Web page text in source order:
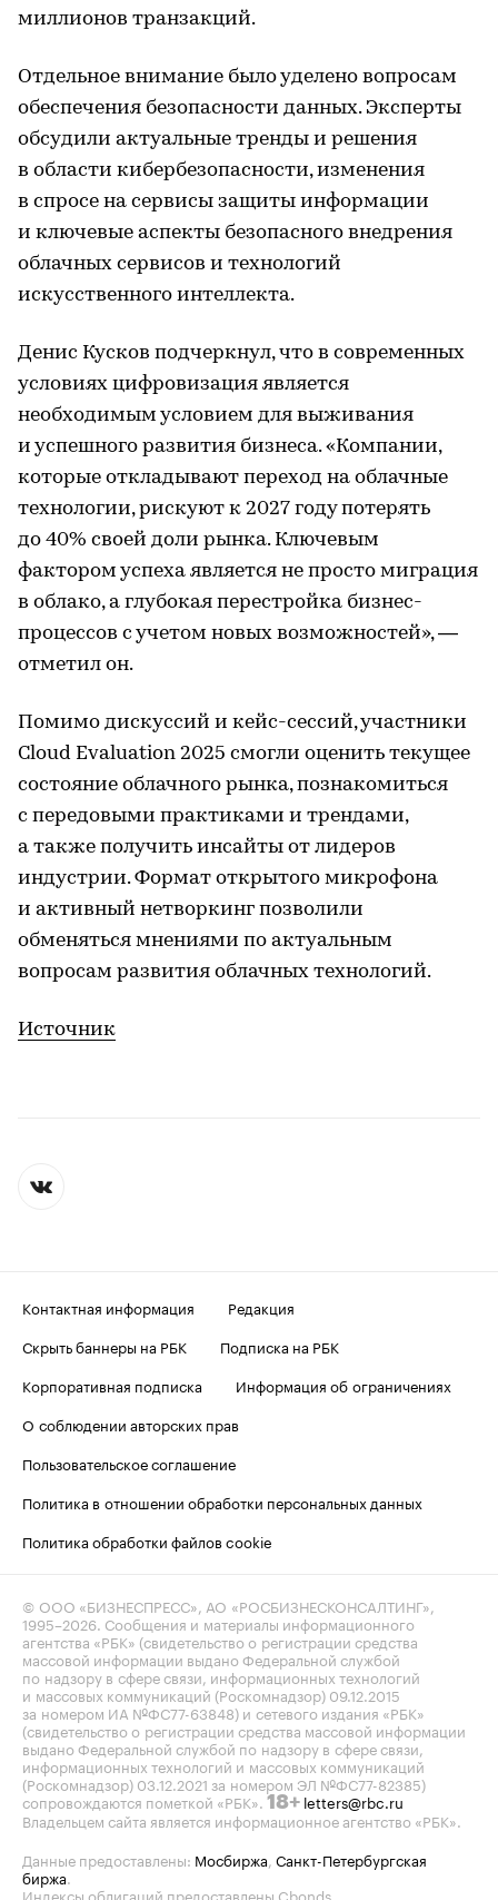
миллионов транзакций.
Отдельное внимание было уделено вопросам
обеспечения безопасности данных. Эксперты
обсудили актуальные тренды и решения
в области кибербезопасности, изменения
в спросе на сервисы защиты информации
и ключевые аспекты безопасного внедрения
облачных сервисов и технологий
искусственного интеллекта.
Денис Кусков подчеркнул, что в современных
условиях цифровизация является
необходимым условием для выживания
и успешного развития бизнеса. «Компании,
которые откладывают переход на облачные
технологии, рискуют к 2027 году потерять
до 40% своей доли рынка. Ключевым
фактором успеха является не просто миграция
в облако, а глубокая перестройка бизнес-
процессов с учетом новых возможностей», —
отметил он.
Помимо дискуссий и кейс-сессий, участники
Cloud Evaluation 2025 смогли оценить текущее
состояние облачного рынка, познакомиться
с передовыми практиками и трендами,
а также получить инсайты от лидеров
индустрии. Формат открытого микрофона
и активный нетворкинг позволили
обменяться мнениями по актуальным
вопросам развития облачных технологий.
Источник
Контактная информация
Редакция
Скрыть баннеры на РБК
Подписка на РБК
Корпоративная подписка
Информация об ограничениях
О соблюдении авторских прав
Пользовательское соглашение
Политика в отношении обработки персональных данных
Политика обработки файлов cookie
© ООО «БИЗНЕСПРЕСС», АО «РОСБИЗНЕСКОНСАЛТИНГ»,
1995–2026 . Сообщения и материалы информационного
агентства «РБК» (свидетельство о регистрации средства
массовой информации выдано Федеральной службой
по надзору в сфере связи, информационных технологий
и массовых коммуникаций (Роскомнадзор) 09.12.2015
за номером ИА №ФС77-63848) и сетевого издания «РБК»
(свидетельство о регистрации средства массовой информации
выдано Федеральной службой по надзору в сфере связи,
информационных технологий и массовых коммуникаций
(Роскомнадзор) 03.12.2021 за номером ЭЛ №ФС77-82385)
сопровождаются пометкой «РБК». 18+ letters@rbc.ru
Владельцем сайта является информационное агентство «РБК».
Данные предоставлены: Мосбиржа Санкт-Петербургская
биржа
Индексы облигаций предоставлены Cbonds.